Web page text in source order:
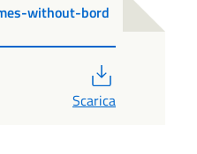
without-bord
Scarica